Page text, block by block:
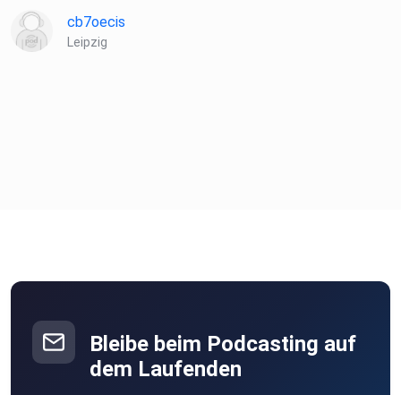
cb7oecis
Leipzig
Bleibe beim Podcasting auf
dem Laufenden